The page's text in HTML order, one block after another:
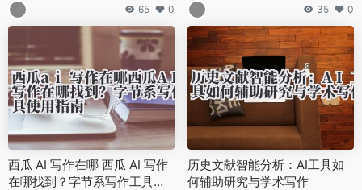
65 0 35 0
西瓜 AI 写作在哪 西瓜 AI 写作
在哪找到？字节系写作工具使
历史文献智能分析：AI工具如
何辅助研究与学术写作